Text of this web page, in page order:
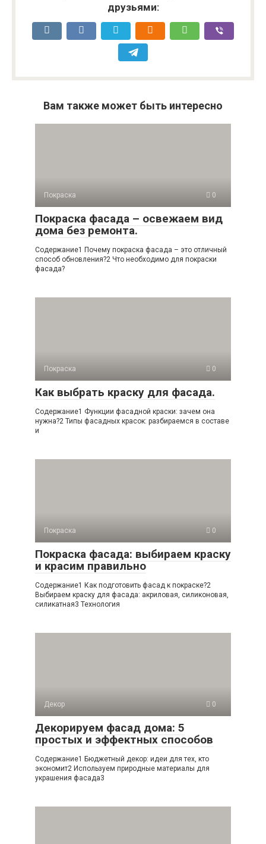
друзьями:
Вам также может быть интересно
Покраска 0
Покраска фасада – освежаем вид
дома без ремонта.
Содержание1 Почему покраска фасада – это отличный
способ обновления?2 Что необходимо для покраски
фасада?
Покраска 0
Как выбрать краску для фасада.
Содержание1 Функции фасадной краски: зачем она
нужна?2 Типы фасадных красок: разбираемся в составе
и
Покраска 0
Покраска фасада: выбираем краску
и красим правильно
Содержание1 Как подготовить фасад к покраске?2
Выбираем краску для фасада: акриловая, силиконовая,
силикатная3 Технология
Декор 0
Декорируем фасад дома: 5
простых и эффектных способов
Содержание1 Бюджетный декор: идеи для тех, кто
экономит2 Используем природные материалы для
украшения фасада3